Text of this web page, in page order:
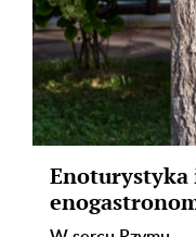
Enoturystyka